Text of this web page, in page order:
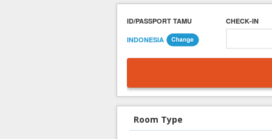
ID/PASSPORT TAMU
INDONESIA
CHECK-IN
Room Type